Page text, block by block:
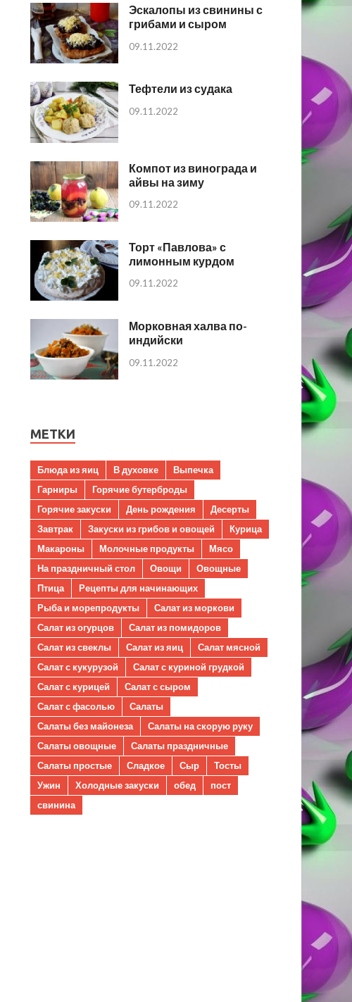
Эскалопы из свинины с
грибами и сыром
09.11.2022
Тефтели из судака
09.11.2022
Компот из винограда и
айвы на зиму
09.11.2022
Торт «Павлова» с
лимонным курдом
09.11.2022
Морковная халва по-
индийски
09.11.2022
МЕТКИ
Блюда из яиц В духовке
Выпечка
Гарниры
Горячие бутерброды
Горячие закуски
День рождения
Десерты
Завтрак
Закуски из грибов и овощей
Курица
Макароны
Молочные продукты
Мясо
На праздничный стол
Овощи
Овощные
Птица
Рецепты для начинающих
Рыба и морепродукты
Салат из моркови
Салат из огурцов
Салат из помидоров
Салат из свеклы
Салат из яиц
Салат мясной
Салат с кукурузой
Салат с куриной грудкой
Салат с курицей
Салат с сыром
Салат с фасолью
Салаты
Салаты без майонеза
Салаты на скорую руку
Салаты овощные
Салаты праздничные
Салаты простые
Сладкое Сыр
Тосты
Ужин
Холодные закуски обед
пост
свинина